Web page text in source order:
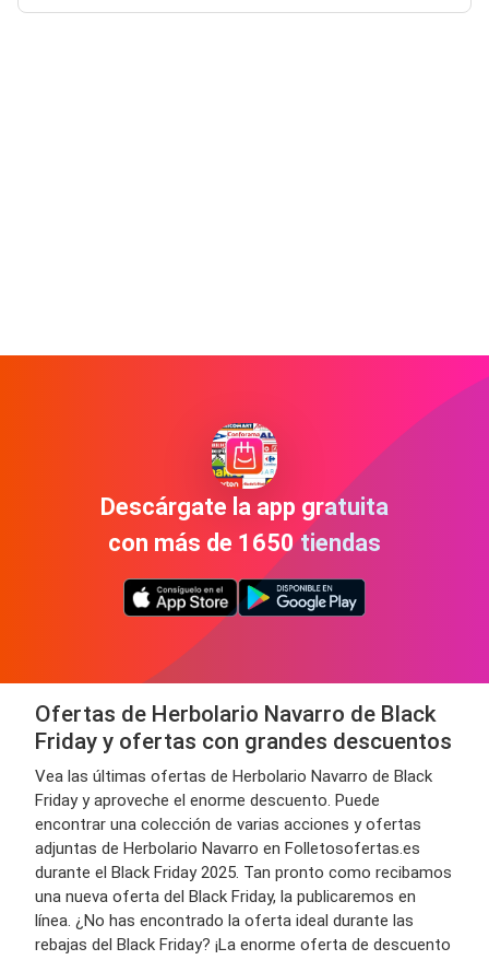
Descárgate la app gratuita
con más de 1650 tiendas
Ofertas de Herbolario Navarro de Black
Friday y ofertas con grandes descuentos
Vea las últimas ofertas de Herbolario Navarro de Black
Friday y aproveche el enorme descuento. Puede
encontrar una colección de varias acciones y ofertas
adjuntas de Herbolario Navarro en Folletosofertas.es
durante el Black Friday 2025. Tan pronto como recibamos
una nueva oferta del Black Friday, la publicaremos en
línea. ¿No has encontrado la oferta ideal durante las
rebajas del Black Friday? ¡La enorme oferta de descuento